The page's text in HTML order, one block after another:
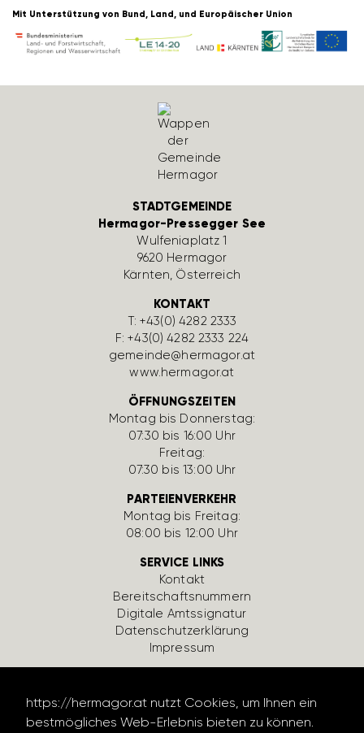
https://hermagor.at nutzt Cookies, um Ihnen ein
bestmögliches Web-Erlebnis bieten zu können.
Mit Unter­stüt­zung von Bund, Land, und Euro­päi­scher Union
STADTGEMEINDE
Hermagor-Pressegger See
Wulfe­nia­platz 1
9620 Hermagor
Kärnten, Öster­reich
KONTAKT
T:+43(0) 4282 2333
F: +43(0) 4282 2333 224
gemeinde@hermagor.at
www.hermagor.at
ÖFFNUNGSZEITEN
Montag bis Donnerstag:
07:30 bis 16:00 Uhr
Freitag:
07:30 bis 13:00 Uhr
PARTEIENVERKEHR
Montag bis Freitag:
08:00 bis 12:00 Uhr
SERVICE LINKS
Kontakt
Bereit­schafts­num­mern
Digi­tale Amts­si­gnatur
Daten­schutz­er­klä­rung
Impressum